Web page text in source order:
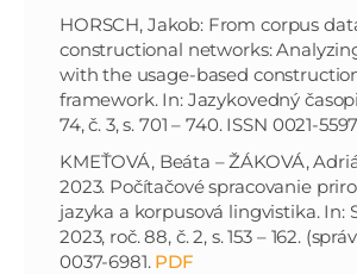
HORSCH, Jakob: From corpus
constructional networks:
with the usage-based
framework. In: Jazykovedný
74, č. 3, s. 701 – 740. ISSN 0021-
KMEŤOVÁ, Beáta – ŽÁKOVÁ,
2023. Počítačové spracovanie
jazyka a korpusová lingvistika. In:
2023, roč. 88, č. 2, s. 153 – 162.
0037-6981. PDF